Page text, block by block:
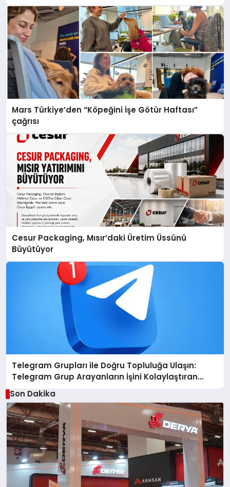
Mars Türkiye’den “Köpeğini İşe Götür Haftası”
çağrısı
Cesur Packaging, Mısır’daki Üretim Üssünü
Büyütüyor
Telegram Grupları ile Doğru Topluluğa Ulaşın:
Telegram Grup Arayanların İşini Kolaylaştıran
Çözüm
Son Dakika